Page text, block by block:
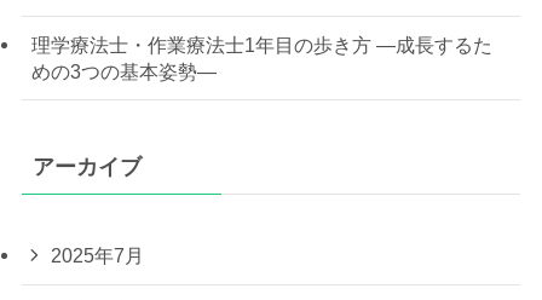
理学療法士・作業療法士1年目の歩き方 —成長するた
めの3つの基本姿勢—
アーカイブ
2025年7月